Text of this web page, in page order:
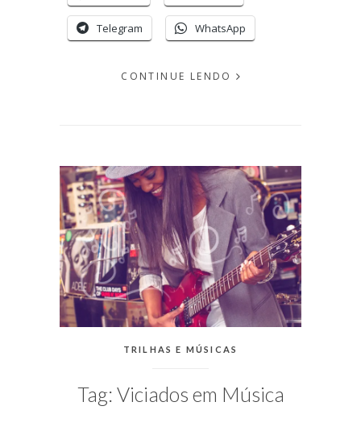
Telegram WhatsApp
CONTINUE LENDO
PUBLICADO
POR
MICHELLI
CATEGORIAS:
TRILHAS E MÚSICAS
Tag: Viciados em Música